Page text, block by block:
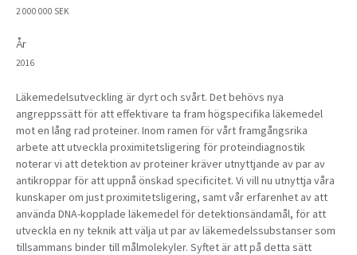
2 000 000 SEK
År
2016
Läkemedelsutveckling är dyrt och svårt. Det behövs nya
angreppssätt för att effektivare ta fram högspecifika läkemedel
mot en lång rad proteiner. Inom ramen för vårt framgångsrika
arbete att utveckla proximitetsligering för proteindiagnostik
noterar vi att detektion av proteiner kräver utnyttjande av par av
antikroppar för att uppnå önskad specificitet. Vi vill nu utnyttja våra
kunskaper om just proximitetsligering, samt vår erfarenhet av att
använda DNA-kopplade läkemedel för detektionsändamål, för att
utveckla en ny teknik att välja ut par av läkemedelssubstanser som
tillsammans binder till målmolekyler. Syftet är att på detta sätt